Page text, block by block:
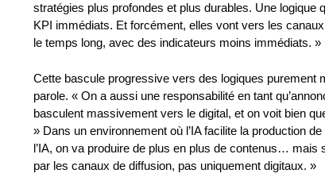
stratégies plus profondes et plus durables. Une
KPI immédiats. Et forcément, elles vont vers les
le temps long, avec des indicateurs moins immédiats. »
Cette bascule progressive vers des logiques purement
parole. « On a aussi une responsabilité en tant
basculent massivement vers le digital, et on voit bien
» Dans un environnement où l’IA facilite la production
l’IA, on va produire de plus en plus de contenus… mais
par les canaux de diffusion, pas uniquement digitaux. »